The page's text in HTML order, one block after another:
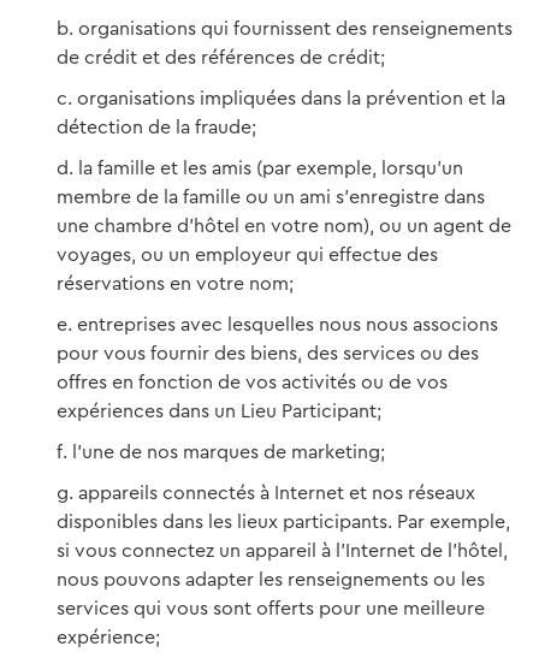
organisations qui fournissent des renseignements
de crédit et des références de crédit;
organisations impliquées dans la prévention et la
détection de la fraude;
la famille et les amis (par exemple, lorsqu’un
membre de la famille ou un ami s’enregistre dans
une chambre d’hôtel en votre nom), ou un agent de
voyages, ou un employeur qui effectue des
réservations en votre nom;
entreprises avec lesquelles nous nous associons
pour vous fournir des biens, des services ou des
offres en fonction de vos activités ou de vos
expériences dans un Lieu Participant;
l’une de nos marques de marketing;
appareils connectés à Internet et nos réseaux
disponibles dans les lieux participants. Par exemple,
si vous connectez un appareil à l’Internet de l’hôtel,
nous pouvons adapter les renseignements ou les
services qui vous sont offerts pour une meilleure
expérience;